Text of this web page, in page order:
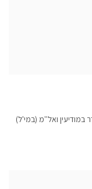
במודיעין ואל''מ (במי'ל)